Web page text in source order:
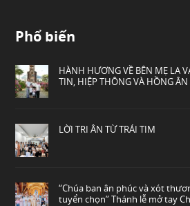
Phổ biến
HÀNH HƯƠNG VỀ BÊN MẸ LA
TIN, HIỆP THÔNG VÀ HỒNG ÂN
LỜI TRI ÂN TỪ TRÁI TIM
“Chúa ban ân phúc và xót
tuyển chọn” Thánh lễ mở tay